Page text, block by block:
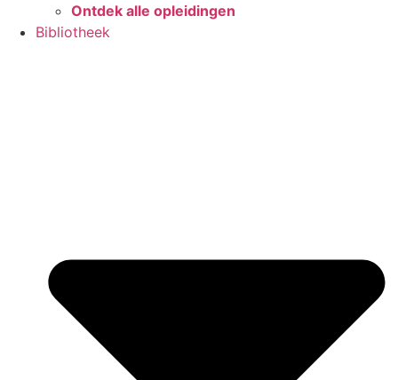
Ontdek alle opleidingen
Bibliotheek